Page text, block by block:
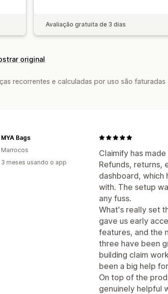
Avaliação gratuita de 3 dias
original
recorrentes e calculadas por uso são faturadas
Claimify has
Refunds, returns,
dashboard,
with. The setup
any fuss.
What's really set
gave us early
features, and the
three have been
building claim
been a big help
On top of the
genuinely helpful
MYA Bags
Marrocos
3 meses usando o app